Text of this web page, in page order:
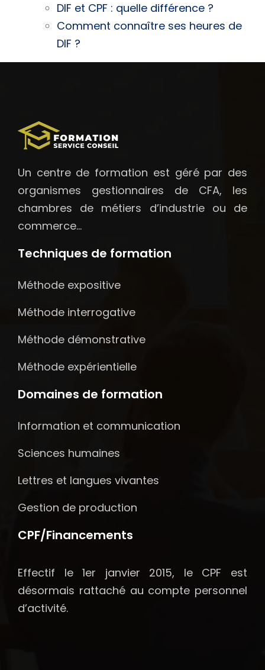
DIF et CPF : quelle différence ?
Comment connaître ses heures de
DIF ?
Un centre de formation est géré par des
organismes gestionnaires de CFA, les
chambres de métiers d’industrie ou de
commerce…
Techniques de formation
Méthode expositive
Méthode interrogative
Méthode démonstrative
Méthode expérientielle
Domaines de formation
Information et communication
Sciences humaines
Lettres et langues vivantes
Gestion de production
CPF/Financements
Effectif le 1er janvier 2015, le CPF est
désormais rattaché au compte personnel
d’activité.